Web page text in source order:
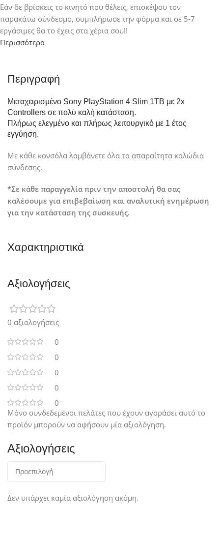
Εάν δε βρίσκεις το κινητό που θέλεις, επισκέψου τον
παρακάτω σύνδεσμο, συμπλήρωσε την φόρμα και σε 5-7
εργάσιμες θα το έχεις στα χέρια σου!!
Περισσότερα
Περιγραφή
Μεταχειρισμένο Sony PlayStation 4 Slim 1TB με 2x
Controllers σε πολύ καλή κατάσταση.
Πλήρως ελεγμένo και πλήρως λειτουργικό με 1 έτος
εγγύηση.
Με κάθε κονσόλα λαμβάνετε όλα τα απαραίτητα καλώδια
σύνδεσης.
*Σε κάθε παραγγελία πριν την αποστολή θα σας
καλέσουμε για επιβεβαίωση και αναλυτική ενημέρωση
για την κατάσταση της συσκευής.
Χαρακτηριστικά
Αξιολογήσεις
0 αξιολογήσεις
0
0
0
0
0
Αξιολογήσεις
Δεν υπάρχει καμία αξιολόγηση ακόμη.
Μόνο συνδεδεμένοι πελάτες που έχουν αγοράσει αυτό το
προϊόν μπορούν να αφήσουν μία αξιολόγηση.